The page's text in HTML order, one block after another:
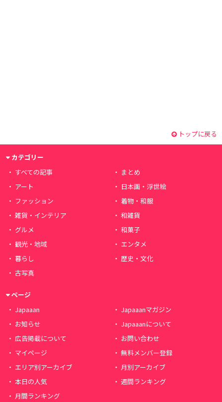
トップに戻る
カテゴリー
すべての記事
まとめ
アート
日本画・浮世絵
ファッション
着物・和服
雑貨・インテリア
和雑貨
グルメ
和菓子
観光・地域
エンタメ
暮らし
歴史・文化
古写真
ページ
Japaaan
Japaaanマガジン
お知らせ
Japaaanについて
広告掲載について
お問い合わせ
マイページ
無料メンバー登録
エリア別アーカイブ
月別アーカイブ
本日の人気
週間ランキング
月間ランキング